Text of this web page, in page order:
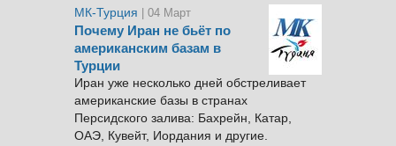
МК-Турция
| 04 Март
Почему Иран не бьёт по
американским базам в
Турции
Иран уже несколько дней обстреливает
американские базы в странах
Персидского залива: Бахрейн, Катар,
ОАЭ, Кувейт, Иордания и другие.